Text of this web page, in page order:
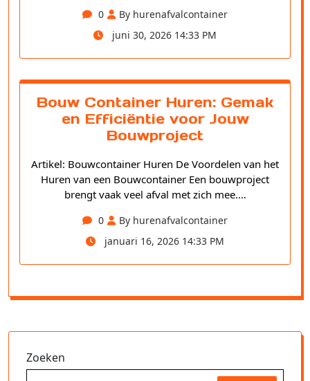
0
By hurenafvalcontainer
juni 30, 2026 14:33 PM
Bouw Container Huren: Gemak
en Efficiëntie voor Jouw
Bouwproject
Artikel: Bouwcontainer Huren De Voordelen van het
Huren van een Bouwcontainer Een bouwproject
brengt vaak veel afval met zich mee.…
0
By hurenafvalcontainer
januari 16, 2026 14:33 PM
Zoeken